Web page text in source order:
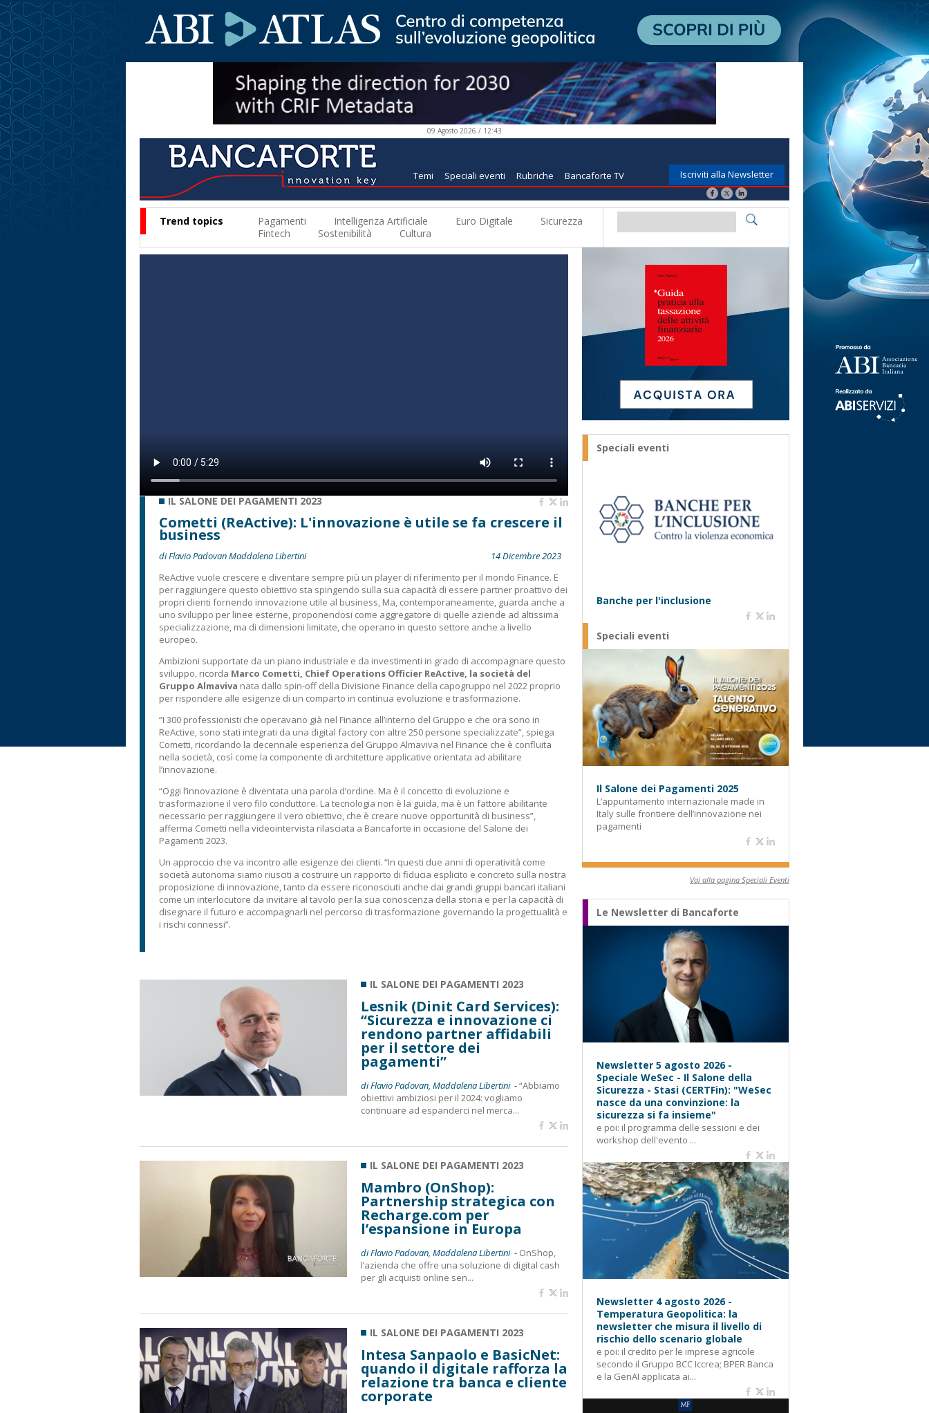
09 Agosto 2026 / 12:43
Temi Speciali eventi Rubriche Bancaforte TV Iscriviti alla Newsletter
Trend topics Pagamenti Intelligenza Artificiale Euro Digitale
Sicurezza
Fintech
Sostenibilità Cultura
IL SALONE DEI PAGAMENTI 2023
Cometti (ReActive): L'innovazione è utile se fa crescere il
business
di Flavio Padovan Maddalena Libertini
14 Dicembre 2023
ReActive vuole crescere e diventare sempre più un player di riferimento per il mondo Finance. E
per raggiungere questo obiettivo sta spingendo sulla sua capacità di essere partner proattivo dei
propri clienti fornendo innovazione utile al business, Ma, contemporaneamente, guarda anche a
uno sviluppo per linee esterne, proponendosi come aggregatore di quelle aziende ad altissima
specializzazione, ma di dimensioni limitate, che operano in questo settore anche a livello
europeo.
Ambizioni supportate da un piano industriale e da investimenti in grado di accompagnare questo
sviluppo, ricorda Marco Cometti, Chief Operations Officier ReActive, la società del
Gruppo Almaviva nata dallo spin-off della Divisione Finance della capogruppo nel 2022 proprio
per rispondere alle esigenze di un comparto in continua evoluzione e trasformazione.
“I 300 professionisti che operavano già nel Finance all’interno del Gruppo e che ora sono in
ReActive, sono stati integrati da una digital factory con altre 250 persone specializzate”, spiega
Cometti, ricordando la decennale esperienza del Gruppo Almaviva nel Finance che è confluita
nella società, così come la componente di architetture applicative orientata ad abilitare
l’innovazione.
“Oggi l’innovazione è diventata una parola d’ordine. Ma è il concetto di evoluzione e
trasformazione il vero filo conduttore. La tecnologia non è la guida, ma è un fattore abilitante
necessario per raggiungere il vero obiettivo, che è creare nuove opportunità di business”,
afferma Cometti nella videointervista rilasciata a Bancaforte in occasione del Salone dei
Pagamenti 2023.
Un approccio che va incontro alle esigenze dei clienti. “In questi due anni di operatività come
società autonoma siamo riusciti a costruire un rapporto di fiducia esplicito e concreto sulla nostra
proposizione di innovazione, tanto da essere riconosciuti anche dai grandi gruppi bancari italiani
come un interlocutore da invitare al tavolo per la sua conoscenza della storia e per la capacità di
disegnare il futuro e accompagnarli nel percorso di trasformazione governando la progettualità e
i rischi connessi”.
IL SALONE DEI PAGAMENTI 2023
Lesnik (Dinit Card Services):
“Sicurezza e innovazione ci
rendono partner affidabili
per il settore dei
pagamenti”
di Flavio Padovan, Maddalena Libertini -“Abbiamo
obiettivi ambiziosi per il 2024: vogliamo
continuare ad espanderci nel merca...
IL SALONE DEI PAGAMENTI 2023
Mambro (OnShop):
Partnership strategica con
Recharge.com per
l’espansione in Europa
di Flavio Padovan, Maddalena Libertini - OnShop,
l’azienda che offre una soluzione di digital cash
per gli acquisti online sen...
IL SALONE DEI PAGAMENTI 2023
Intesa Sanpaolo e BasicNet:
quando il digitale rafforza la
relazione tra banca e cliente
corporate
Speciali eventi
Banche per l'inclusione
Speciali eventi
Il Salone dei Pagamenti 2025
L’appuntamento internazionale made in
Italy sulle frontiere dell’innovazione nei
pagamenti
Vai alla pagina Speciali Eventi
Le Newsletter di Bancaforte
Newsletter 5 agosto 2026 -
Speciale WeSec - Il Salone della
Sicurezza - Stasi (CERTFin): "WeSec
nasce da una convinzione: la
sicurezza si fa insieme"
e poi: il programma delle sessioni e dei
workshop dell'evento ...
Newsletter 4 agosto 2026 -
Temperatura Geopolitica: la
newsletter che misura il livello di
rischio dello scenario globale
e poi: il credito per le imprese agricole
secondo il Gruppo BCC Iccrea; BPER Banca
e la GenAI applicata ai...